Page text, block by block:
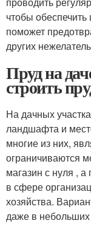
чтобы
поможет
других
Пруд на
строить
На дачных
ландшафта и
многие из них,
ограничиваются
магазин с нуля ,
в сфере
хозяйства.
даже в